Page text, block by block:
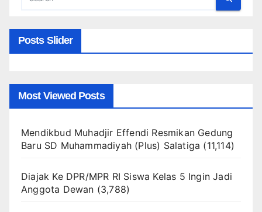
Posts Slider
Most Viewed Posts
Mendikbud Muhadjir Effendi Resmikan Gedung
Baru SD Muhammadiyah (Plus) Salatiga (11,114)
Diajak Ke DPR/MPR RI Siswa Kelas 5 Ingin Jadi
Anggota Dewan (3,788)